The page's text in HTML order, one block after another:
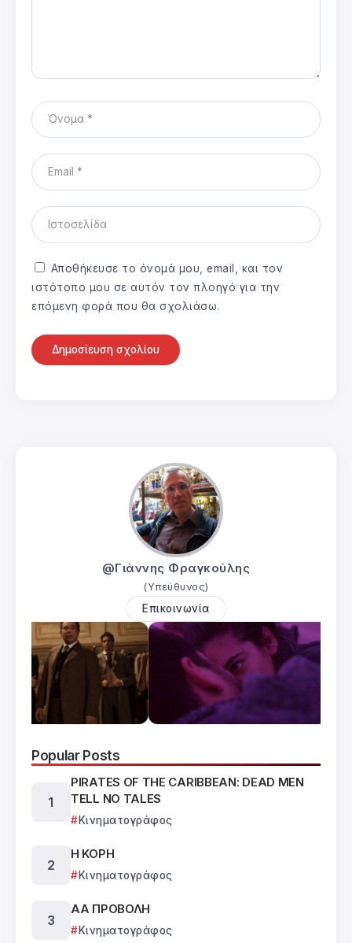
Αποθήκευσε το όνομά μου, email, και τον
ιστότοπο μου σε αυτόν τον πλοηγό για την
επόμενη φορά που θα σχολιάσω.
@Γιάννης Φραγκούλης
(Υπεύθυνος)
Επικοινωνία
Popular Posts
PIRATES OF THE CARIBBEAN: DEAD MEN
TELL NO TALES
Κινηματογράφος
Η ΚΟΡΗ
Κινηματογράφος
ΑΑ ΠΡΟΒΟΛΗ
Κινηματογράφος